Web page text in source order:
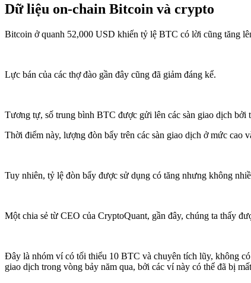
Dữ liệu on-chain Bitcoin và crypto
Bitcoin ở quanh 52,000 USD khiến tỷ lệ BTC có lời cũng tăng
Lực bán của các thợ đào gần đây cũng đã giảm đáng kể.
Tương tự, số trung bình BTC được gửi lên các sàn giao dịch bởi
Thời điểm này, lượng đòn bẩy trên các sàn giao dịch ở mức cao
Tuy nhiên, tỷ lệ đòn bẩy được sử dụng có tăng nhưng không
Một chia sẻ từ CEO của CryptoQuant, gần đây, chúng ta thấy
Đây là nhóm ví có tối thiểu 10 BTC và chuyên tích lũy, không
giao dịch trong vòng bảy năm qua, bởi các ví này có thể đã bị